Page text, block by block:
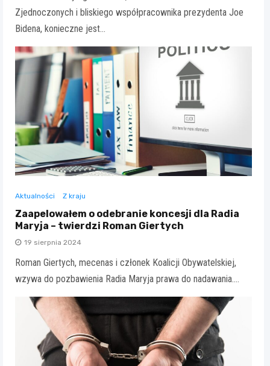
Zjednoczonych i bliskiego współpracownika prezydenta Joe
Bidena, konieczne jest…
Aktualności Z kraju
Zaapelowałem o odebranie koncesji dla Radia
Maryja – twierdzi Roman Giertych
19 sierpnia 2024
Roman Giertych, mecenas i członek Koalicji Obywatelskiej,
wzywa do pozbawienia Radia Maryja prawa do nadawania.…